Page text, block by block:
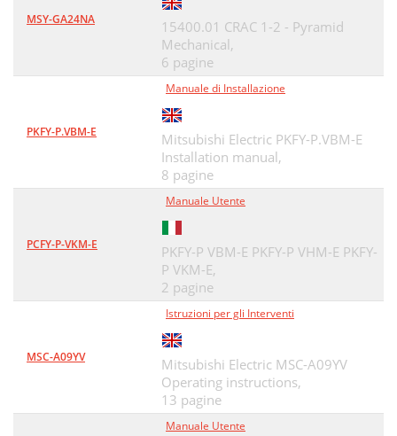
MSY-GA24NA
15400.01 CRAC 1-2 - Pyramid
Mechanical,
6 pagine
PKFY-P.VBM-E
Manuale di Installazione
Mitsubishi Electric PKFY-P.VBM-E
Installation manual,
8 pagine
PCFY-P-VKM-E
Manuale Utente
PKFY-P VBM-E PKFY-P VHM-E PKFY-
P VKM-E,
2 pagine
MSC-A09YV
Istruzioni per gli Interventi
Mitsubishi Electric MSC-A09YV
Operating instructions,
13 pagine
Manuale Utente